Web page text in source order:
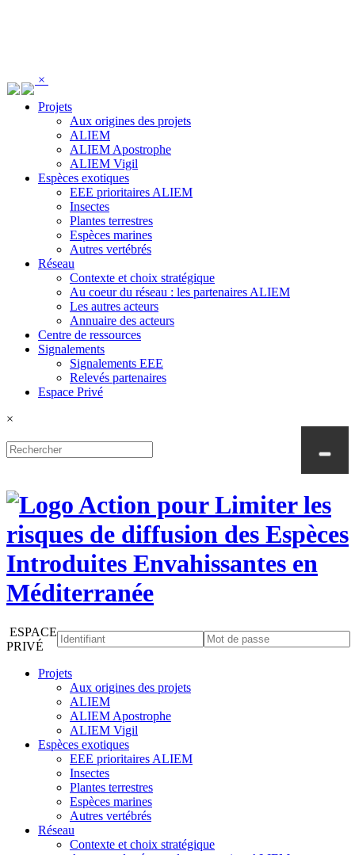
×
Projets
Aux origines des projets
ALIEM
ALIEM Apostrophe
ALIEM Vigil
Espèces exotiques
EEE prioritaires ALIEM
Insectes
Plantes terrestres
Espèces marines
Autres vertébrés
Réseau
Contexte et choix stratégique
Au coeur du réseau : les partenaires ALIEM
Les autres acteurs
Annuaire des acteurs
Centre de ressources
Signalements
Signalements EEE
Relevés partenaires
Espace Privé
×
ESPACE
PRIVÉ
Projets
Aux origines des projets
ALIEM
ALIEM Apostrophe
ALIEM Vigil
Espèces exotiques
EEE prioritaires ALIEM
Insectes
Plantes terrestres
Espèces marines
Autres vertébrés
Réseau
Contexte et choix stratégique